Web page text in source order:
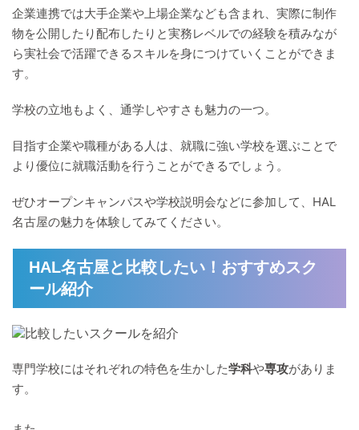
企業連携では大手企業や上場企業なども含まれ、実際に制作
物を公開したり配布したりと実務レベルでの経験を積みなが
ら実社会で活躍できるスキルを身につけていくことができま
す。
学校の立地もよく、通学しやすさも魅力の一つ。
目指す企業や職種がある人は、就職に強い学校を選ぶことで
より優位に就職活動を行うことができるでしょう。
ぜひオープンキャンパスや学校説明会などに参加して、HAL
名古屋の魅力を体験してみてください。
HAL名古屋と比較したい！おすすめスク
ール紹介
専門学校にはそれぞれの特色を生かした学科や専攻がありま
す。